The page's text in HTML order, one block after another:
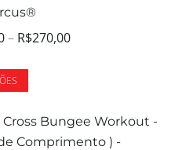
– R$270,00
Cross Bungee Workout -
Comprimento ) -